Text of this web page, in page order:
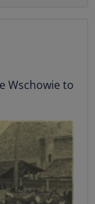
Wschowie to